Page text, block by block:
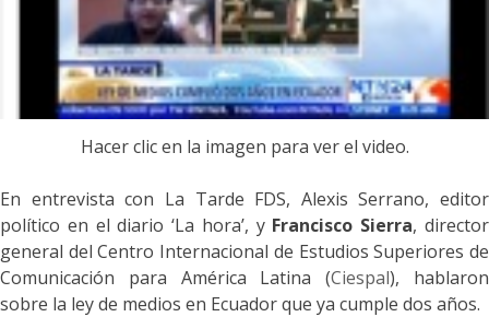
Hacer clic en la imagen para ver el video.
En entrevista con La Tarde FDS, Alexis Serrano, editor
político en el diario ‘La hora’, y Francisco Sierra, director
general del Centro Internacional de Estudios Superiores de
Comunicación para América Latina (Ciespal), hablaron
sobre la ley de medios en Ecuador que ya cumple dos años.